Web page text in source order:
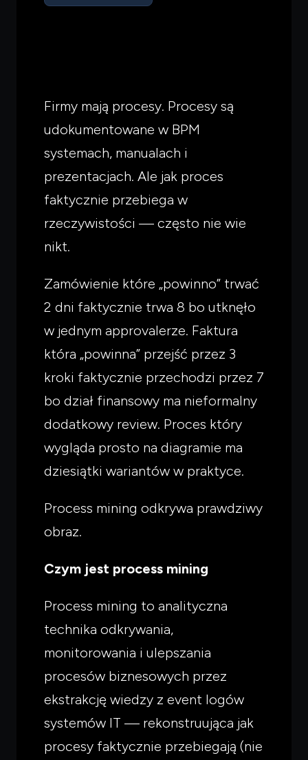
Firmy mają procesy. Procesy są
udokumentowane w BPM
systemach, manualach i
prezentacjach. Ale jak proces
faktycznie przebiega w
rzeczywistości — często nie wie
nikt.
Zamówienie które „powinno” trwać
2 dni faktycznie trwa 8 bo utknęło
w jednym approvalerze. Faktura
która „powinna” przejść przez 3
kroki faktycznie przechodzi przez 7
bo dział finansowy ma nieformalny
dodatkowy review. Proces który
wygląda prosto na diagramie ma
dziesiątki wariantów w praktyce.
Process mining odkrywa prawdziwy
obraz.
Czym jest process mining
Process mining to analityczna
technika odkrywania,
monitorowania i ulepszania
procesów biznesowych przez
ekstrakcję wiedzy z event logów
systemów IT — rekonstruująca jak
procesy faktycznie przebiegają (nie